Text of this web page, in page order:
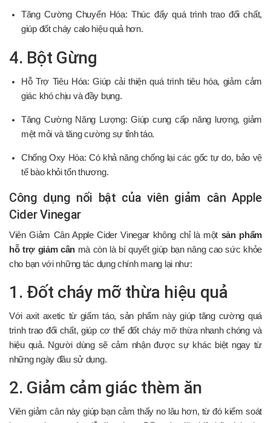
Tăng Cường Chuyển Hóa: Thúc đẩy quá trình trao đổi chất,
giúp đốt cháy calo hiệu quả hơn.
4. Bột Gừng
Hỗ Trợ Tiêu Hóa: Giúp cải thiện quá trình tiêu hóa, giảm cảm
giác khó chịu và đầy bụng.
Tăng Cường Năng Lượng: Giúp cung cấp năng lượng, giảm
mệt mỏi và tăng cường sự tỉnh táo.
Chống Oxy Hóa: Có khả năng chống lại các gốc tự do, bảo vệ
tế bào khỏi tổn thương.
Công dụng nổi bật của viên giảm cân Apple
Cider Vinegar
Viên Giảm Cân Apple Cider Vinegar không chỉ là một sản phẩm
hỗ trợ giảm cân mà còn là bí quyết giúp bạn nâng cao sức khỏe
cho bạn với những tác dụng chính mang lại như:
1. Đốt cháy mỡ thừa hiệu quả
Với axit axetic từ giấm táo, sản phẩm này giúp tăng cường quá
trình trao đổi chất, giúp cơ thể đốt cháy mỡ thừa nhanh chóng và
hiệu quả. Người dùng sẽ cảm nhận được sự khác biệt ngay từ
những ngày đầu sử dụng.
2. Giảm cảm giác thèm ăn
Viên giảm cân này giúp bạn cảm thấy no lâu hơn, từ đó kiểm soát